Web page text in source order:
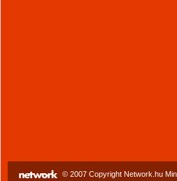
© 2007 Copyright Network.hu